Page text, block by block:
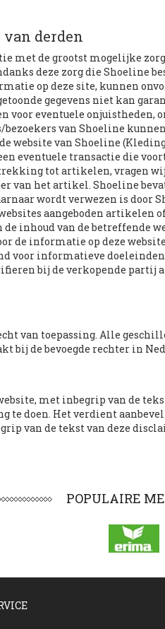
derden
met de grootst mogelijke
deze zorg die Shoeline
op deze site, kunnen
gegevens niet kan
eventuele onjuistheden,
van Shoeline
website van Shoeline
eventuele transactie die
tot artikelen, vragen
van het artikel. Shoeline
wordt verwezen is door
aangeboden artikelen
inhoud van de betreffende
de informatie op deze
voor informatieve doeleinden
bij de verkopende partij
van toepassing. Alle
bij de bevoegde rechter in
met inbegrip van de
doen. Het verdient
van de tekst van deze
POPULAIRE